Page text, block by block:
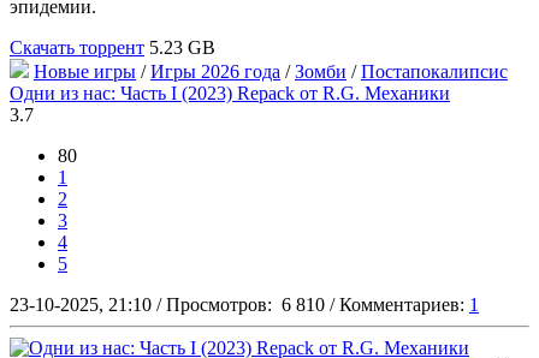
эпидемии.
Скачать торрент 5.23 GB
Новые игры /Игры 2026 года /Зомби /Постапокалипсис
Одни из нас: Часть I (2023) Repack от R.G. Механики
3.7
80
1
2
3
4
5
23-10-2025, 21:10 / Просмотров: 6 810 / Комментариев: 1